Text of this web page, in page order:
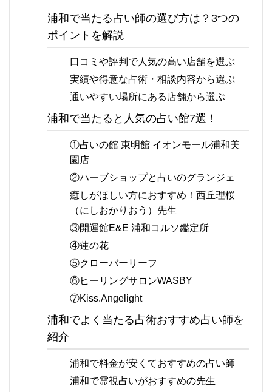
浦和で当たる占い師の選び方は？3つの
ポイントを解説
口コミや評判で人気の高い店舗を選ぶ
実績や得意な占術・相談内容から選ぶ
通いやすい場所にある店舗から選ぶ
浦和で当たると人気の占い館7選！
①占いの館 東明館 イオンモール浦和美
園店
②ハーブショップと占いのグランジェ
癒しがほしい方におすすめ！西丘理桜
（にしおかりおう）先生
③開運館E&E 浦和コルソ鑑定所
④蓮の花
⑤クローバーリーフ
⑥ヒーリングサロンWASBY
⑦Kiss.Angelight
浦和でよく当たる占術おすすめ占い師を
紹介
浦和で料金が安くておすすめの占い師
浦和で霊視占いがおすすめの先生